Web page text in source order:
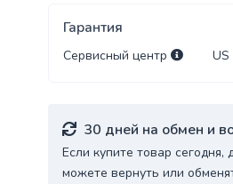
Гарантия
Сервисный центр US
30 дней на обмен и
Если купите товар сегодня,
можете вернуть или